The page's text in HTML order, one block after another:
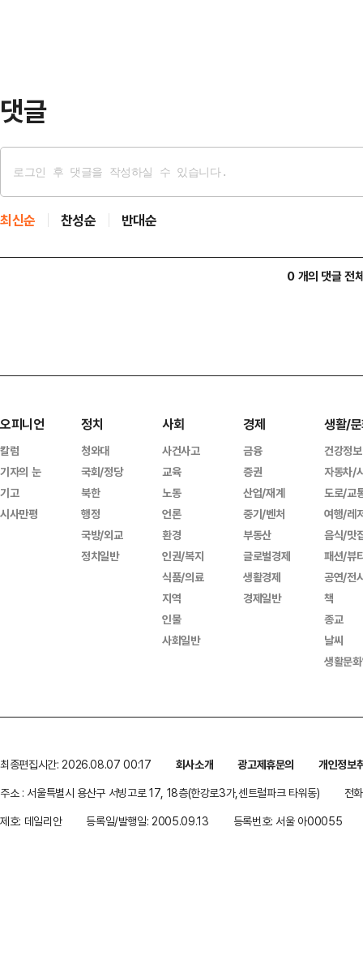
댓글
최신순 찬성순 반대순
0 개의 댓글 전
오피니언
칼럼
기자의 눈
기고
시사만평
정치
청와대
국회/정당
북한
행정
국방/외교
정치일반
사회
사건사고
교육
노동
언론
환경
인권/복지
식품/의료
지역
인물
사회일반
경제
금융
증권
산업/재계
중기/벤처
부동산
글로벌경제
생활경제
경제일반
생활/
건강정보
자동차/
도로/교
여행/레
음식/맛
패션/뷰
공연/전
책
종교
날씨
생활문
최종편집시간: 2026.08.07 00:17 회사소개 광고제휴문의
개인정보
주소 : 서울특별시 용산구 서빙고로 17, 18층(한강로3가,센트럴파크 타워동)
전
제호: 데일리안
등록일/발행일: 2005.09.13 등록번호: 서울 아00055